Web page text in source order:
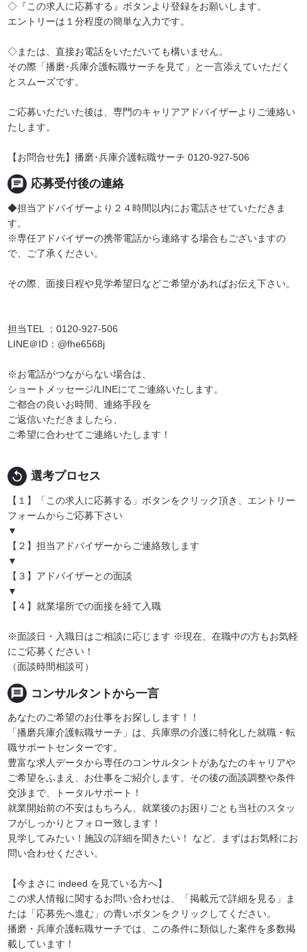
◇『この求人に応募する』ボタンより登録をお願いします。
エントリーは１分程度の簡単な入力です。
◇または、直接お電話をいただいても構いません。
その際「播磨･兵庫介護転職サーチを見て」と一言添えていただく
とスムーズです。
ご応募いただいた後は、専門のキャリアアドバイザーよりご連絡い
たします。
【お問合せ先】播磨･兵庫介護転職サーチ 0120-927-506
chat 応募受付後の連絡
◆担当アドバイザーより２４時間以内にお電話させていただきま
す。
※専任アドバイザーの携帯電話から連絡する場合もございますの
で、ご了承ください。
その際、面接日程や見学希望日などご希望があればお伝え下さい。
担当TEL ：0120-927-506
LINE＠ID：@fhe6568j
※お電話がつながらない場合は、
ショートメッセージ/LINEにてご連絡いたします。
ご都合の良いお時間、連絡手段を
ご返信いただきましたら、
ご希望に合わせてご連絡いたします！
replay 選考プロセス
【１】「この求人に応募する」ボタンをクリック頂き、エントリー
フォームからご応募下さい
▼
【２】担当アドバイザーからご連絡致します
▼
【３】アドバイザーとの面談
▼
【４】就業場所での面接を経て入職
※面談日・入職日はご相談に応じます ※現在、在職中の方もお気軽
にご応募ください！
（面談時間相談可）
message コンサルタントから一言
あなたのご希望のお仕事をお探しします！！
「播磨兵庫介護転職サーチ」は、兵庫県の介護に特化した就職・転
職サポートセンターです。
豊富な求人データから専任のコンサルタントがあなたのキャリアや
ご希望をふまえ、お仕事をご紹介します。その後の面談調整や条件
交渉まで、トータルサポート！
就業開始前の不安はもちろん、就業後のお困りごとも当社のスタッ
フがしっかりとフォロー致します！
見学してみたい！施設の詳細を聞きたい！ など、まずはお気軽にお
問い合わせください。
【今まさに indeed を見ている方へ】
この求人情報に関するお問い合わせは、「掲載元で詳細を見る」ま
たは「応募先へ進む」の青いボタンをクリックしてください。
播磨・兵庫介護転職サーチでは、この条件に類似した案件を多数掲
載しています！